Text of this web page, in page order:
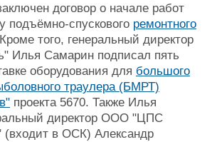
договор о начале работ
подъёмно-спускового ремонтного
того, генеральный директор
Илья Самарин подписал пять
оборудования для большого
траулера (БМРТ)
проекта 5670. Также Илья
директор ООО "ЦПС
в ОСК) Александр